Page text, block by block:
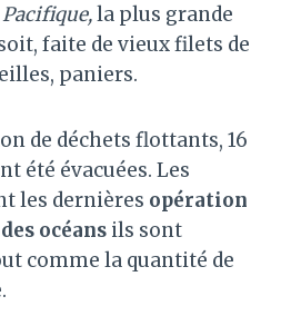
la plus grande
faite de vieux filets de
paniers.
de déchets flottants, 16
été évacuées. Les
les dernières opération
océans ils sont
comme la quantité de